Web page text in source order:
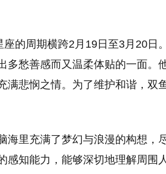
的周期横跨2月19日至3月20日
多愁善感而又温柔体贴的一面。
满悲悯之情。为了维护和谐，双
海里充满了梦幻与浪漫的构想，
感知能力，能够深切地理解周围